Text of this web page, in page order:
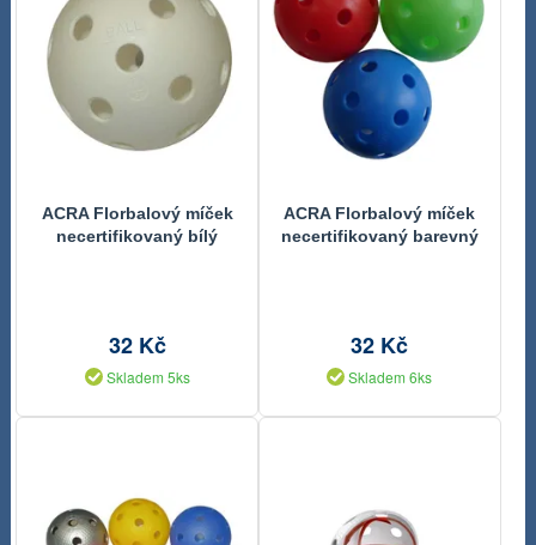
ACRA Florbalový míček
necertifikovaný bílý
32 Kč
Skladem 5ks
ACRA Florbalový míček
necertifikovaný barevný
32 Kč
Skladem 6ks